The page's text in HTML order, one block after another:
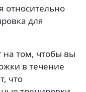
относительно
для
на том, чтобы вы
в течение
что